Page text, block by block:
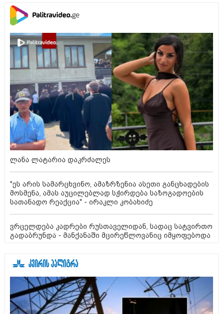
ლანა ლატარია დაკრძალეს
"ეს არის სამარცხვინო, ამაზრზენია ასეთი განცხადების
მოსმენა, ამას აუცილებლად სჭირდება საზოგადოების
სათანადო რეაქცია" - ირაკლი კობახიძე
ვრცელდება კადრები რუსთაველიდან, სადაც სატვირთო
გადაბრუნდა - მანქანაში მცირეწლოვანიც იმყოფებოდა